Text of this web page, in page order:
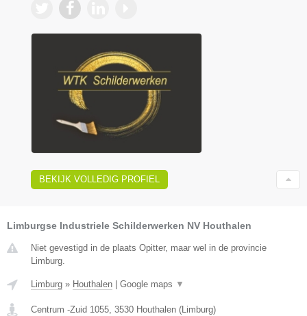
BEKIJK VOLLEDIG PROFIEL
Limburgse Industriele Schilderwerken NV Houthalen
Niet gevestigd in de plaats Opitter, maar wel in de provincie
Limburg.
Limburg » Houthalen Google maps ▼
Centrum -Zuid 1055, 3530 Houthalen (Limburg)